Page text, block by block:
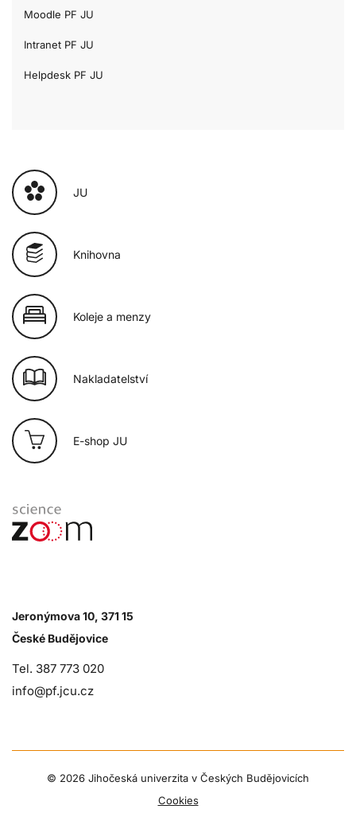
Moodle PF JU
Intranet PF JU
Helpdesk PF JU
JU
Knihovna
Koleje a menzy
Nakladatelství
E-shop JU
Jeronýmova 10, 371 15
České Budějovice
Tel. 387 773 020
info@pf.jcu.cz
© 2026 Jihočeská univerzita v Českých Budějovicích
Cookies